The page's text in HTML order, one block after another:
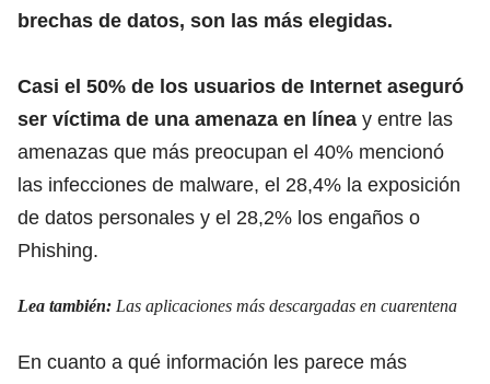
brechas de datos, son las más elegidas.
Casi el 50% de los usuarios de Internet aseguró
ser víctima de una amenaza en línea y entre las
amenazas que más preocupan el 40% mencionó
las infecciones de malware, el 28,4% la exposición
de datos personales y el 28,2% los engaños o
Phishing.
Lea también: Las aplicaciones más descargadas en cuarentena
En cuanto a qué información les parece más